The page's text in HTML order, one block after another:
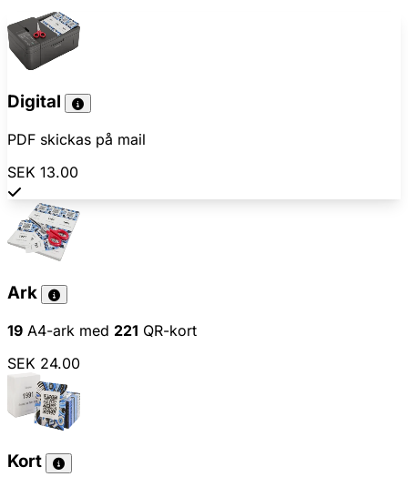
Digital
PDF skickas på mail
SEK 13.00
Ark
19 A4-ark med 221 QR-kort
SEK 24.00
Kort